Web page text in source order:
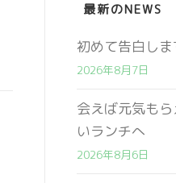
最新のNEWS
初めて告白しま
2026年8月7日
会えば元気も
いランチへ
2026年8月6日